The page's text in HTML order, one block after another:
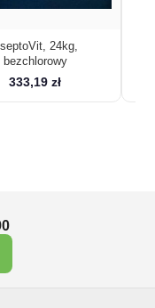
24kg,
bezchlorowy
333,19 zł